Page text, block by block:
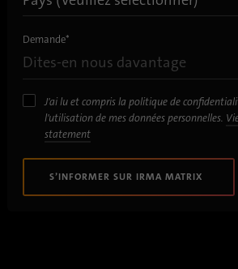
Demande*
J'ai lu et compris la politique de
l'utilisation de mes données personnelles.
statement
S’INFORMER SUR IRMA MATRIX